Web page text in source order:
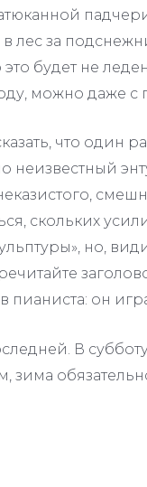
лес за
будет не
можно даже с
что один
неизвестный
скольких
но,
он
В
зима